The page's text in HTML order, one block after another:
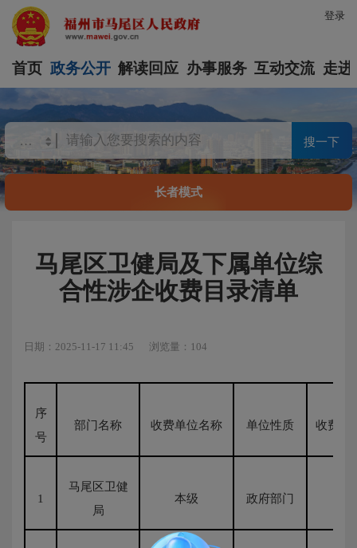
登录
首页 政务公开 解读回应 办事服务 互动交流 走进
搜一下
长者模式
马尾区卫健局及下属单位综
合性涉企收费目录清单
日期：2025-11-17 11:45 浏览量：104
序
号
部门名称 收费单位名称 单位性质 收费项
1
马尾区卫健
局
本级 政府部门